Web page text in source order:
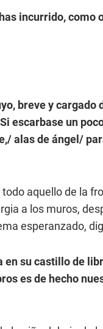
incurrido, como
breve y
escarbase un
alas de ángel/
aquello de la
a los muros,
esperanzado,
su castillo de
es de hecho